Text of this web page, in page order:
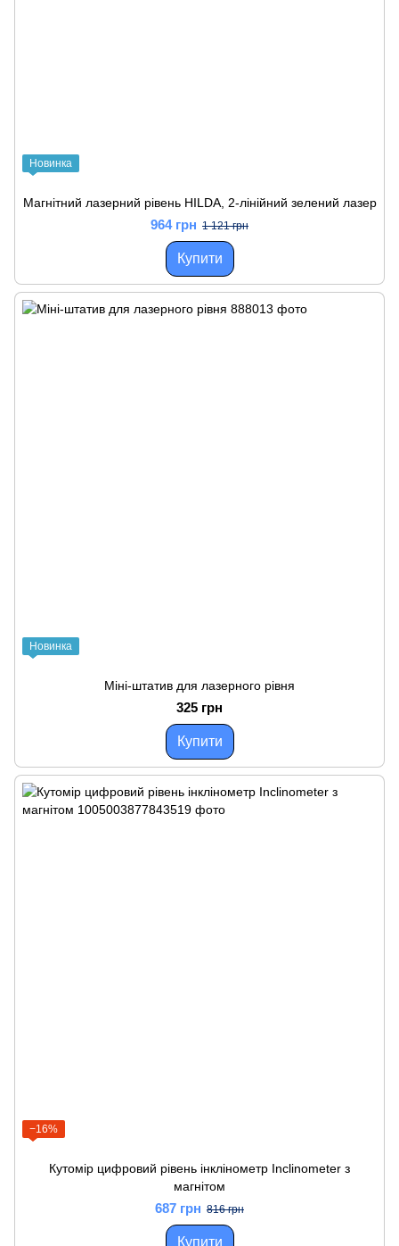
Новинка
Магнітний лазерний рівень HILDA, 2-лінійний зелений лазер
964 грн 1 121 грн
Купити
Новинка
Міні-штатив для лазерного рівня
325 грн
Купити
−16%
Кутомір цифровий рівень інклінометр Inclinometer з
магнітом
687 грн 816 грн
Купити